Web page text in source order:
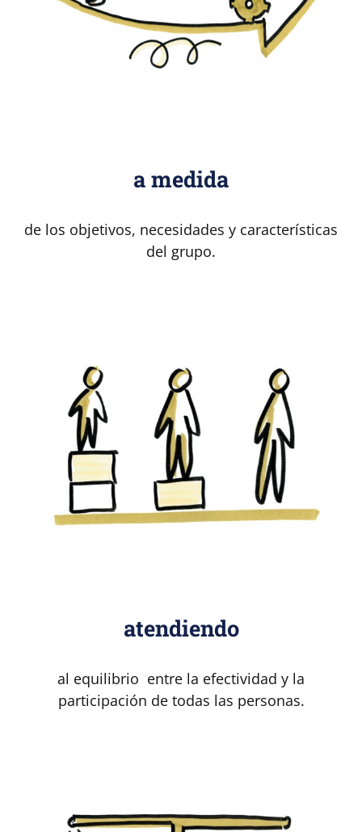
a medida
de los objetivos, necesidades y características
del grupo.
atendiendo
al equilibrio entre la efectividad y la
participación de todas las personas.